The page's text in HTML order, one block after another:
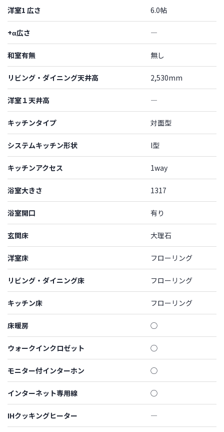
洋室1 広さ 6.0帖
+α広さ ―
和室有無 無し
リビング・ダイニング天井高 2,530mm
洋室１天井高 ―
キッチンタイプ 対面型
システムキッチン形状 I型
キッチンアクセス 1way
浴室大きさ 1317
浴室開口 有り
玄関床 大理石
洋室床 フローリング
リビング・ダイニング床 フローリング
キッチン床 フローリング
床暖房 ◯
ウォークインクロゼット ◯
モニター付インターホン ◯
インターネット専用線 ◯
IHクッキングヒーター ―